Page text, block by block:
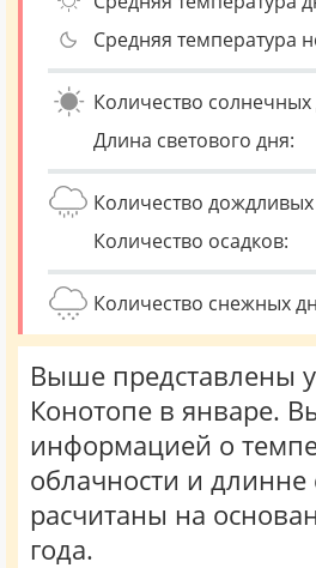
Средняя температура
Количество солнечных
Длина светового дня:
Количество
Количество осадков:
Количество снежных
Выше представлены
Конотопе в январе.
информацией о
облачности и
расчитаны на
года.